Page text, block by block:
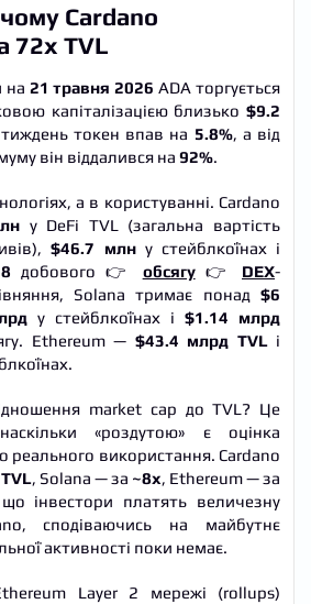
Cardano
72x TVL
на 21 травня 2026 ADA торгується
капіталізацією близько$9.2
токен впав на 5.8%, а від
він віддалився на 92%.
а в користуванні. Cardano
у DeFi TVL (загальна вартість
$46.7 млну стейблкоїнах і
добового 👉 обсягу👉 DEX-
Solana тримає понад $6
у стейблкоїнах і $1.14 млрд
Ethereum — $43.4 млрд TVLі
market cap до TVL? Це
«роздутою» є оцінка
реального використання. Cardano
, Solana — за ~8x, Ethereum — за
інвестори платять величезну
сподіваючись на майбутнє
активності поки немає.
Layer 2 мережі (rollups)